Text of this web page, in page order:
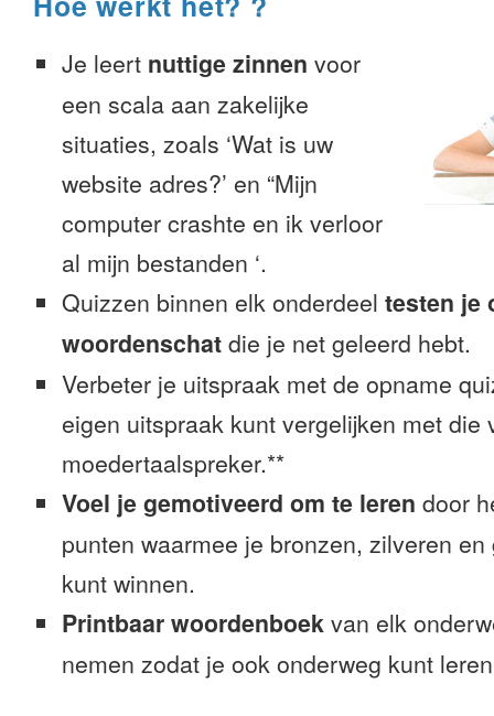
Je leert nuttige zinnen voor
een scala aan zakelijke
situaties, zoals ‘Wat is uw
website adres?’ en “Mijn
computer crashte en ik verloor
al mijn bestanden ‘.
Quizzen binnen elk onderdeel testen je
woordenschat die je net geleerd hebt.
Verbeter je uitspraak met de opname
eigen uitspraak kunt vergelijken met die
moedertaalspreker.**
Voel je gemotiveerd om te leren door
punten waarmee je bronzen, zilveren
kunt winnen.
Printbaar woordenboek van elk
nemen zodat je ook onderweg kunt